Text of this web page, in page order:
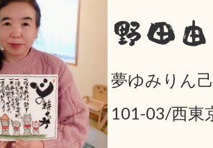
野田
夢ゆみりん
101-03/西東